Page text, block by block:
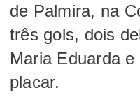
de Palmira, na
três gols, dois
Maria Eduarda
placar.